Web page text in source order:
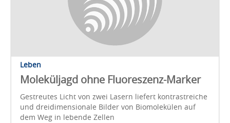
Leben
Moleküljagd ohne Fluoreszenz-Marker
Gestreutes Licht von zwei Lasern liefert kontrastreiche
und dreidimensionale Bilder von Biomolekülen auf
dem Weg in lebende Zellen